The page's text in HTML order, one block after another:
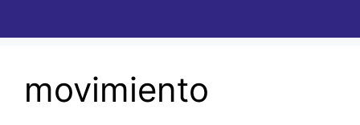
movimiento